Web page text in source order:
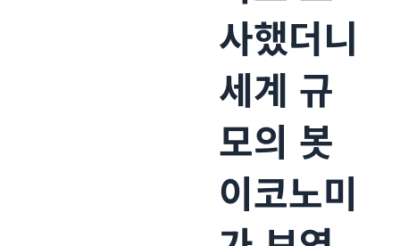
사했더니
세계 규
모의 봇
이코노미